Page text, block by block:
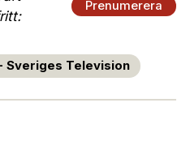
Prenumerera
Sveriges Television